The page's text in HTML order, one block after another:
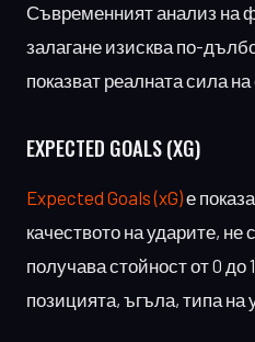
Съвременният анализ на
залагане изисква по-
показват реалната сила на
EXPECTED GOALS(XG)
Expected Goals (xG)е
качеството на ударите,
получава стойност от 0 до
позицията, ъгъла, типа на